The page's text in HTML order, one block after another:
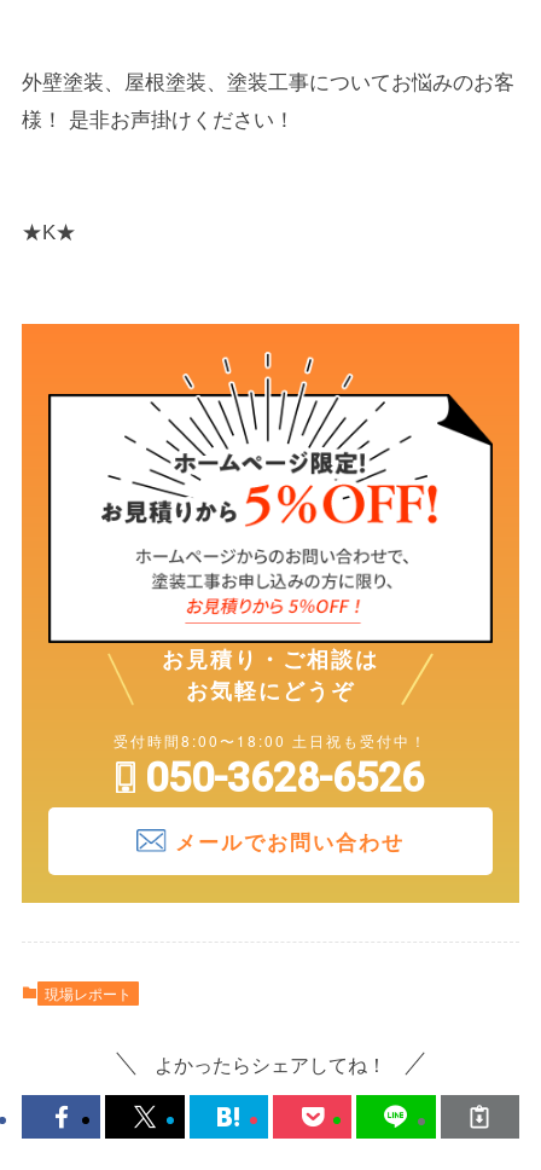
外壁塗装、屋根塗装、塗装工事についてお悩みのお客
様！ 是非お声掛けください！
★K★
お見積り・ご相談は
お気軽にどうぞ
受付時間8:00〜18:00 土日祝も受付中！
050-3628-6526
メールでお問い合わせ
現場レポート
よかったらシェアしてね！